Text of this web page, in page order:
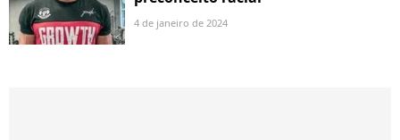
4 de janeiro de 2024